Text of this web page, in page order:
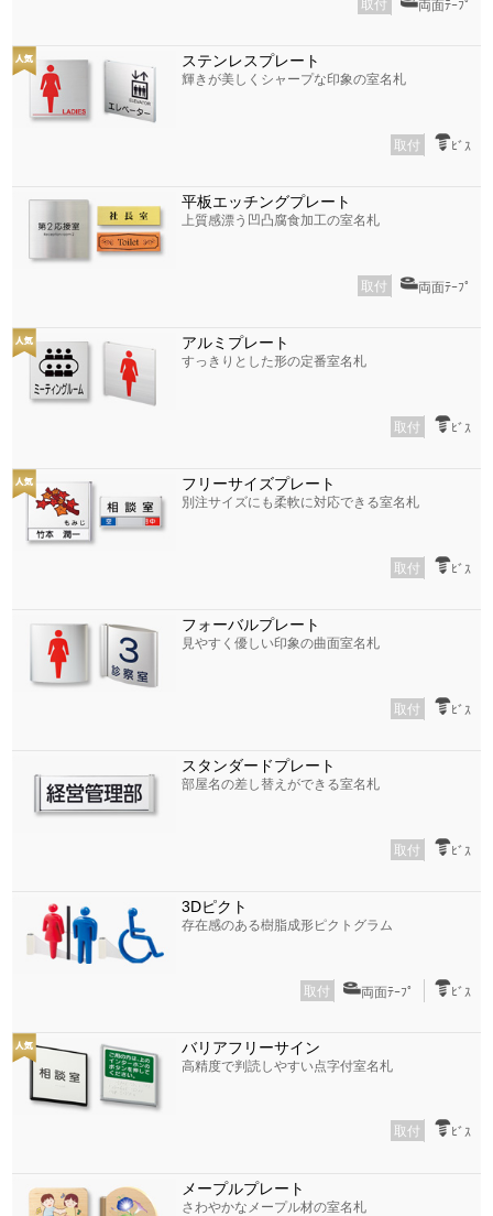
取付 両面ﾃｰﾌﾟ
ステンレスプレート
輝きが美しくシャープな印象の室名札
取付 ﾋﾞｽ
平板エッチングプレート
上質感漂う凹凸腐食加工の室名札
取付 両面ﾃｰﾌﾟ
アルミプレート
すっきりとした形の定番室名札
取付 ﾋﾞｽ
フリーサイズプレート
別注サイズにも柔軟に対応できる室名札
取付 ﾋﾞｽ
フォーバルプレート
見やすく優しい印象の曲面室名札
取付 ﾋﾞｽ
スタンダードプレート
部屋名の差し替えができる室名札
取付 ﾋﾞｽ
3Dピクト
存在感のある樹脂成形ピクトグラム
取付 両面ﾃｰﾌﾟ ﾋﾞｽ
バリアフリーサイン
高精度で判読しやすい点字付室名札
取付 ﾋﾞｽ
メープルプレート
さわやかなメープル材の室名札